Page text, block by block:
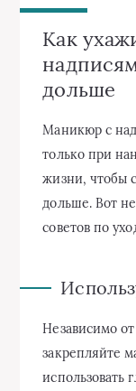
Как
дольше
Маникюр с
только при
жизни, чтобы
дольше. Вот
советов по
Независимо
закрепляйте
использовать